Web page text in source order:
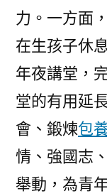
力。一方面
在生孩子休
年夜講堂，
堂的有用延
會、鍛煉包
情、強國志
舉動，為青